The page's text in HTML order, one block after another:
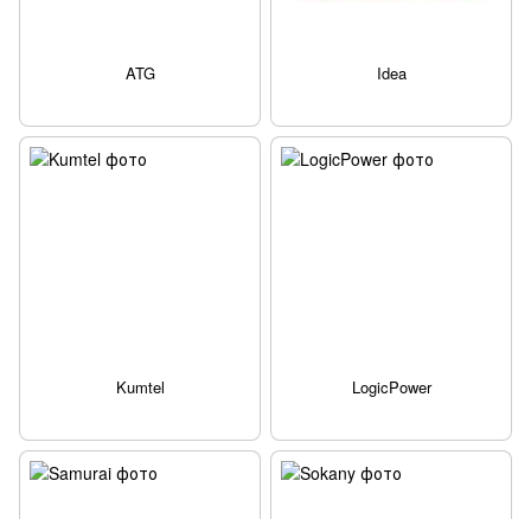
ATG Idea
Kumtel LogicPower